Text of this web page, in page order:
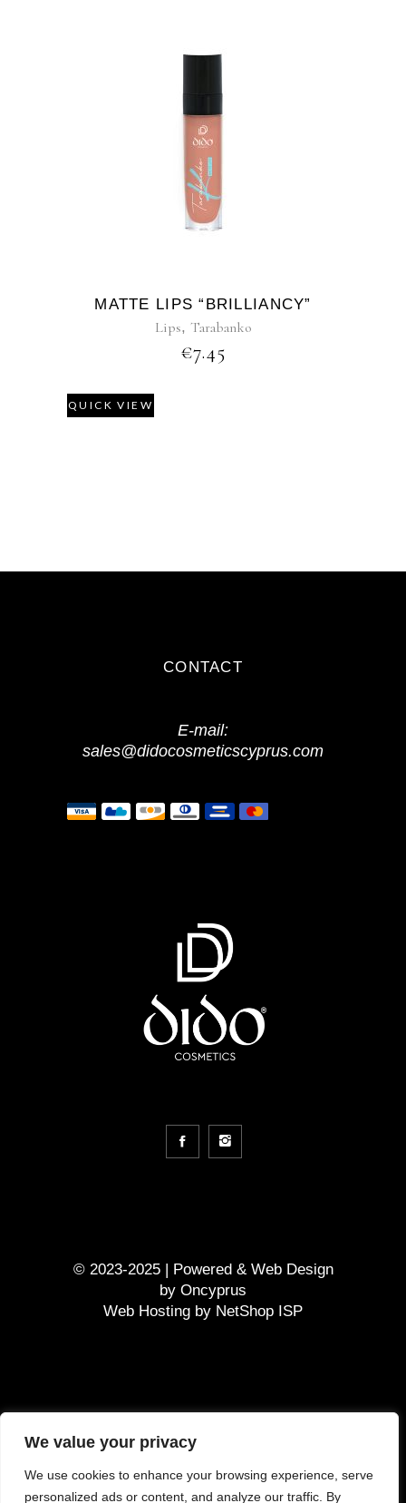
We value your privacy
We use cookies to enhance your browsing experience, serve
personalized ads or content, and analyze our traffic. By
MATTE LIPS “BRILLIANCY”
Lips, Tarabanko
€7.45
QUICK VIEW
CONTACT
E-mail:
sales@didocosmeticscyprus.com
© 2023-2025 | Powered & Web Design
by Oncyprus
Web Hosting by NetShop ISP
Terms and Conditions
Τρόπος πληρωμής